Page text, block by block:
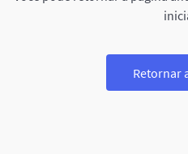
Retornar